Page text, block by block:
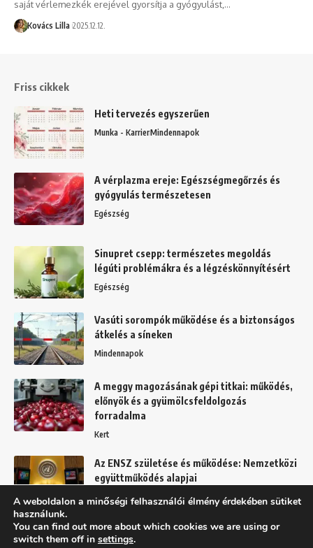
saját vérlemezkék erejével gyorsítja a gyógyulást,…
Kovács Lilla 2025.12.12.
Friss cikkek
Heti tervezés egyszerűen
Munka - KarrierMindennapok
A vérplazma ereje: Egészségmegőrzés és
gyógyulás természetesen
Egészség
Sinupret csepp: természetes megoldás
légúti problémákra és a légzéskönnyítésért
Egészség
Vasúti sorompók működése és a biztonságos
átkelés a síneken
Mindennapok
A meggy magozásának gépi titkai: működés,
előnyök és a gyümölcsfeldolgozás
forradalma
Kert
Az ENSZ születése és működése: Nemzetközi
együttműködés alapjai
Mindennapok
A weboldalon a minőségi felhasználói élmény érdekében sütiket
használunk.
You can find out more about which cookies we are using or
switch them off in settings.